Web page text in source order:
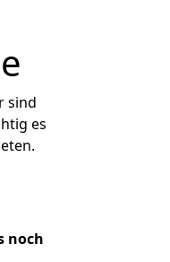
sind
es
noch